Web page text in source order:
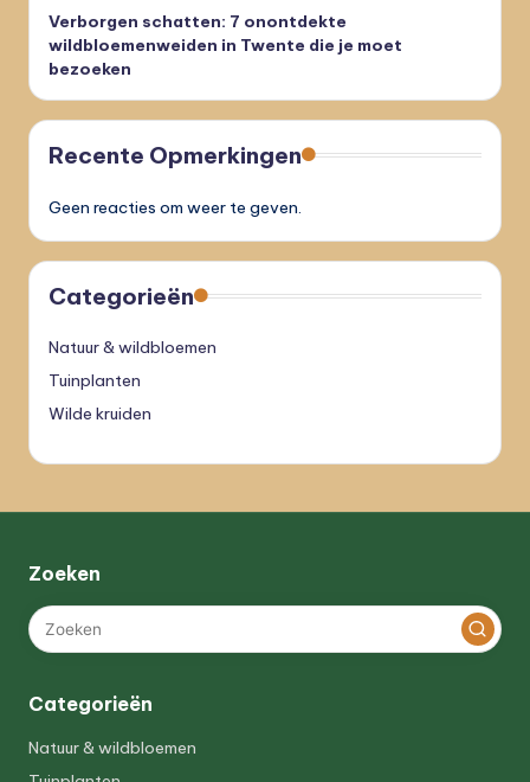
Verborgen schatten: 7 onontdekte
wildbloemenweiden in Twente die je moet
bezoeken
Recente Opmerkingen
Geen reacties om weer te geven.
Categorieën
Natuur & wildbloemen
Tuinplanten
Wilde kruiden
Zoeken
Categorieën
Natuur & wildbloemen